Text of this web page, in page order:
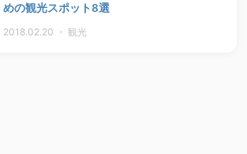
めの観光スポット8選
2018.02.20 ・ 観光